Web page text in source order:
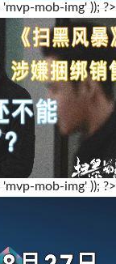
'mvp-mob-img' )); ?>
'mvp-mob-img' )); ?>